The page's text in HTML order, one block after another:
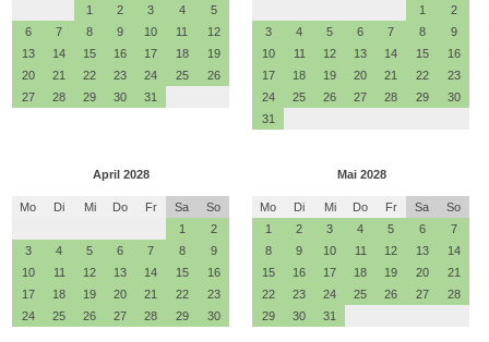
1
2 3 4
5
6
7 8 9 10 11
12
13
14 15 16 17 18
19
20
21 22 23 24 25
26
27
28 29 30 31
1
2
3
4 5 6 7 8
9
10
11 12 13 14 15
16
17
18 19 20 21 22
23
24
25 26 27 28 29
30
31
April 2028
Mo Di Mi Do Fr Sa
So
1
2
3
4 5 6 7 8
9
10
11 12 13 14 15
16
17
18 19 20 21 22
23
24
25 26 27 28 29 30
Mai 2028
Mo Di Mi Do Fr Sa
So
1
2 3 4 5 6
7
8
9 10 11 12 13
14
15
16 17 18 19 20
21
22
23 24 25 26 27
28
29
30 31